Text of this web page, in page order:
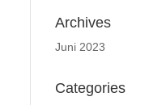
Archives
Juni 2023
Categories